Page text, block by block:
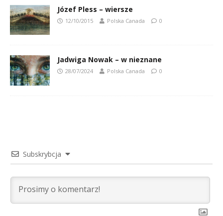
Józef Pless – wiersze
12/10/2015 Polska Canada 0
Jadwiga Nowak – w nieznane
28/07/2024 Polska Canada 0
Subskrybcja